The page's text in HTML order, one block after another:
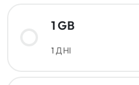
1 GB
1 ДНІ